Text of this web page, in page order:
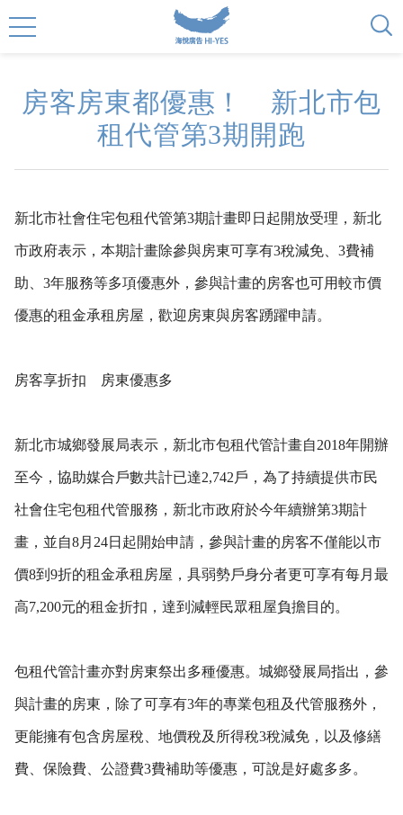
房客房東都優惠！ 新北市包
租代管第3期開跑
新北市社會住宅包租代管第3期計畫即日起開放受理，新北
市政府表示，本期計畫除參與房東可享有3稅減免、3費補
助、3年服務等多項優惠外，參與計畫的房客也可用較市價
優惠的租金承租房屋，歡迎房東與房客踴躍申請。
房客享折扣 房東優惠多
新北市城鄉發展局表示，新北市包租代管計畫自2018年開辦
至今，協助媒合戶數共計已達2,742戶，為了持續提供市民
社會住宅包租代管服務，新北市政府於今年續辦第3期計
畫，並自8月24日起開始申請，參與計畫的房客不僅能以市
價8到9折的租金承租房屋，具弱勢戶身分者更可享有每月最
高7,200元的租金折扣，達到減輕民眾租屋負擔目的。
包租代管計畫亦對房東祭出多種優惠。城鄉發展局指出，參
與計畫的房東，除了可享有3年的專業包租及代管服務外，
更能擁有包含房屋稅、地價稅及所得稅3稅減免，以及修繕
費、保險費、公證費3費補助等優惠，可說是好處多多。